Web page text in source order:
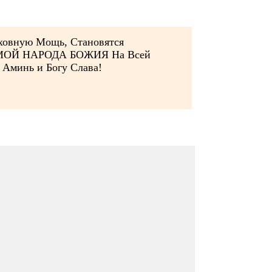
Мощь, Становятся
НАРОДА БОЖИЯ На Всей
и Богу Слава!